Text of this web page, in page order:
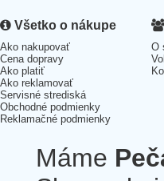
Všetko o nákupe
Ako nakupovať
Cena dopravy
Ako platiť
Ako reklamovať
Servisné strediská
Obchodné podmienky
Reklamačné podmienky
O
Máme